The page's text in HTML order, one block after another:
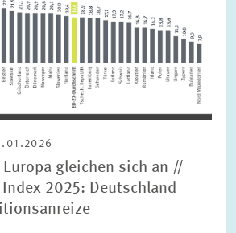
gleichen sich an //
Index 2025: Deutschland